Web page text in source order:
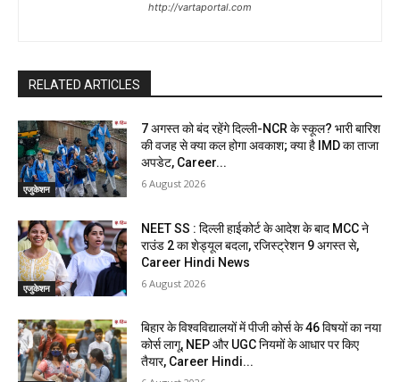
http://vartaportal.com
RELATED ARTICLES
एजुकेशन
7 अगस्त को बंद रहेंगे दिल्ली-NCR के स्कूल? भारी बारिश
की वजह से क्या कल होगा अवकाश; क्या है IMD का ताजा
अपडेट, Career...
6 August 2026
एजुकेशन
NEET SS : दिल्ली हाईकोर्ट के आदेश के बाद MCC ने
राउंड 2 का शेड्यूल बदला, रजिस्ट्रेशन 9 अगस्त से,
Career Hindi News
6 August 2026
बिहार के विश्वविद्यालयों में पीजी कोर्स के 46 विषयों का नया
कोर्स लागू, NEP और UGC नियमों के आधार पर किए
तैयार, Career Hindi...